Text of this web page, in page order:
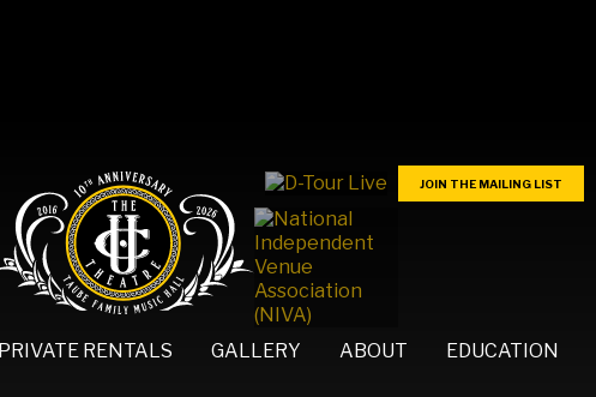
JOIN THE MAILING LIST
PRIVATE RENTALS GALLERY ABOUT EDUCATION